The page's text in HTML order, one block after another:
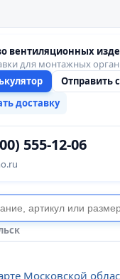
вентиляционных
для монтажных
Отправить
доставку
555-12-06
Московской